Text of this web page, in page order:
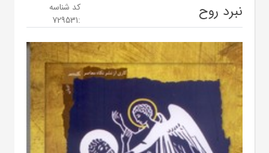
نبرد روح
کد شناسه
:
729531